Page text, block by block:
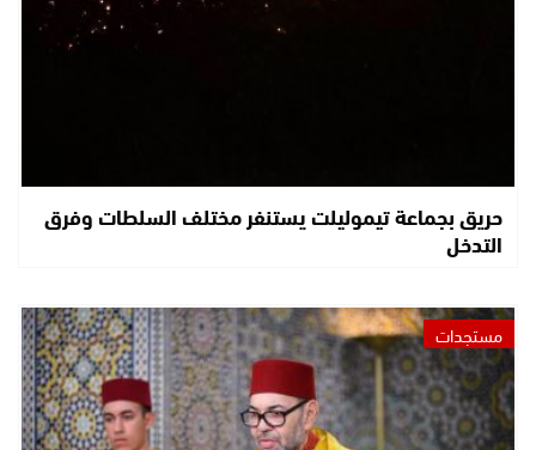
حريق بجماعة تيموليلت يستنفر مختلف السلطات وفرق
التدخل
مستجدات